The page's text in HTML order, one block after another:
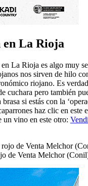
en La Rioja
La Rioja es algo muy
nos sirven de hilo
riojano. Es
cuchara pero también
si estás con la
haz clic en este
un vino en este otro:
de Venta Melchor